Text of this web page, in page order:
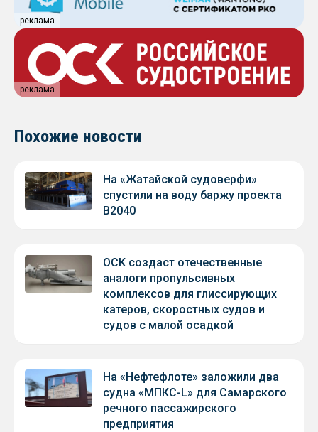
реклама
реклама
Похожие новости
На «Жатайской судоверфи»
спустили на воду баржу проекта
В2040
ОСК создаст отечественные
аналоги пропульсивных
комплексов для глиссирующих
катеров, скоростных судов и
судов с малой осадкой
На «Нефтефлоте» заложили два
судна «МПКС-L» для Самарского
речного пассажирского
предприятия